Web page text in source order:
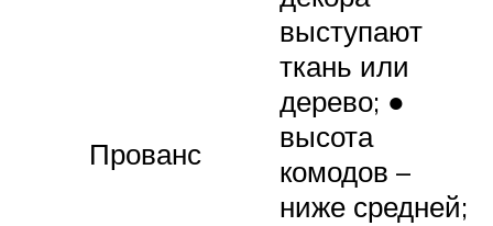
Прованс
выступают
ткань или
дерево; ●
высота
комодов –
ниже средней;